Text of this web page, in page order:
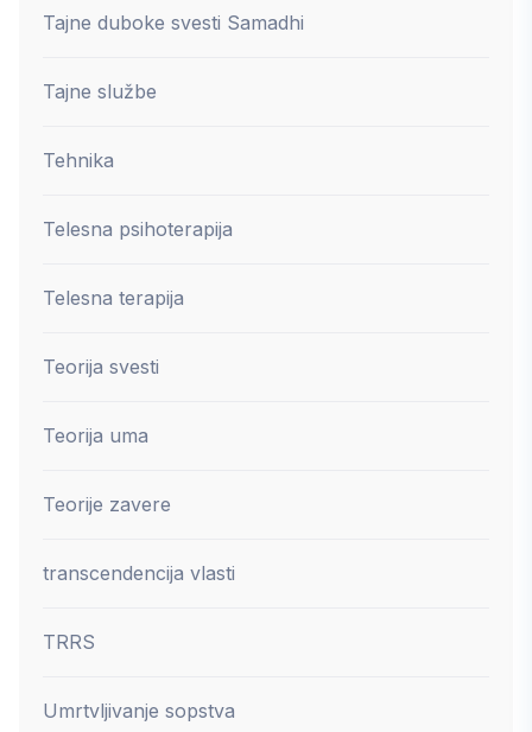
Tajne duboke svesti Samadhi
Tajne službe
Tehnika
Telesna psihoterapija
Telesna terapija
Teorija svesti
Teorija uma
Teorije zavere
transcendencija vlasti
TRRS
Umrtvljivanje sopstva